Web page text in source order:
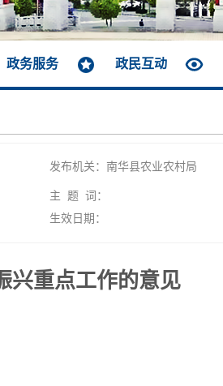
政务服务 政民互动
发布机关：南华县农业农村局
主 题 词：
生效日期：
兴重点工作的意见